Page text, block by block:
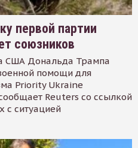
первой партии
союзников
США Дональда Трампа
помощи для
Priority Ukraine
Reuters со ссылкой
с ситуацией